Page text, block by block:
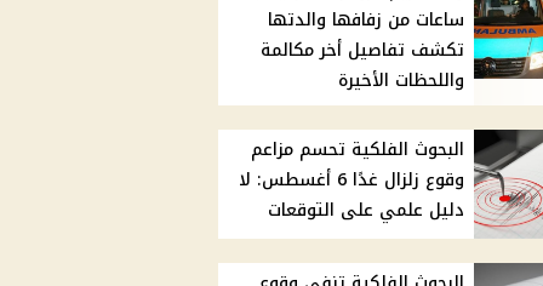
ساعات من زفافها والدتها
تكشف تفاصيل أخر مكالمة
واللحظات الأخيرة
البحوث الفلكية تحسم مزاعم
وقوع زلزال غدًا 6 أغسطس: لا
دليل علمي على التوقعات